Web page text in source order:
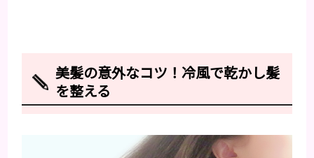
美髪の意外なコツ！冷風で乾かし髪
を整える